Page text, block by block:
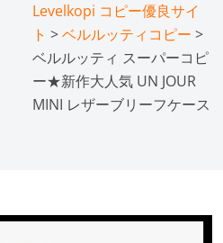
Levelkopi コピー優良サイ
ト >ベルルッティコピー >
ベルルッティ スーパーコピ
ー★新作大人気 UN JOUR
MINI レザーブリーフケース